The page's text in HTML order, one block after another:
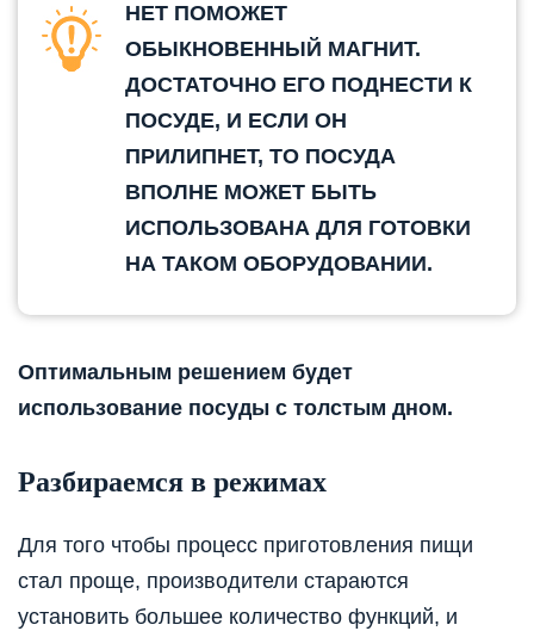
НЕТ ПОМОЖЕТ
ОБЫКНОВЕННЫЙ МАГНИТ.
ДОСТАТОЧНО ЕГО ПОДНЕСТИ К
ПОСУДЕ, И ЕСЛИ ОН
ПРИЛИПНЕТ, ТО ПОСУДА
ВПОЛНЕ МОЖЕТ БЫТЬ
ИСПОЛЬЗОВАНА ДЛЯ ГОТОВКИ
НА ТАКОМ ОБОРУДОВАНИИ.
Оптимальным решением будет
использование посуды с толстым дном.
Разбираемся в режимах
Для того чтобы процесс приготовления пищи
стал проще, производители стараются
установить большее количество функций, и